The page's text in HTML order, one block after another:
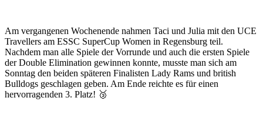
Am vergangenen Wochenende nahmen Taci und Julia mit den UCE
Travellers am ESSC SuperCup Women in Regensburg teil.
Nachdem man alle Spiele der Vorrunde und auch die ersten Spiele
der Double Elimination gewinnen konnte, musste man sich am
Sonntag den beiden späteren Finalisten Lady Rams und british
Bulldogs geschlagen geben. Am Ende reichte es für einen
hervorragenden 3. Platz! 🥉